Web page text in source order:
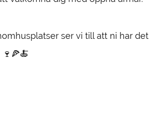
ser vi till att ni har